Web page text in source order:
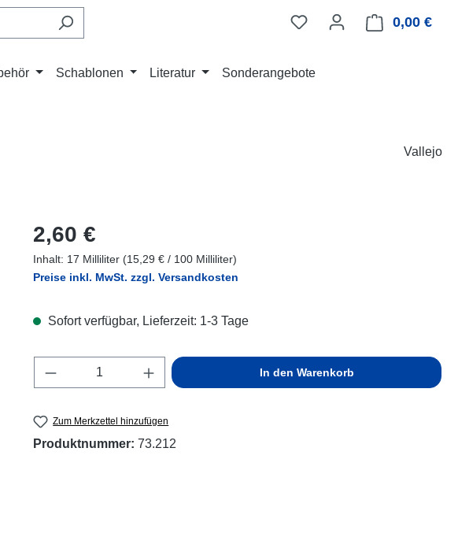
0,00 €
Schablonen Literatur Sonderangebote
Vallejo
Regulärer Preis:
2,60 €
Inhalt: 17 Milliliter (15,29 € / 100 Milliliter)
Preise inkl. MwSt. zzgl. Versandkosten
Sofort verfügbar, Lieferzeit: 1-3 Tage
Produkt Anzahl: Gib den gewünschten Wert ein
In den Warenkorb
Zum Merkzettel hinzufügen
Produktnummer: 73.212